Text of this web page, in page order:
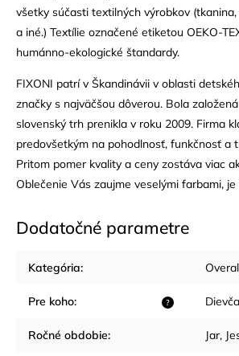
všetky súčasti textilných výrobkov
a iné.) Textílie označené etiketou OEKO-
humánno-ekologické štandardy.
FIXONI patrí v Škandinávii v oblasti
značky s najväčšou dôverou. Bola
slovenský trh prenikla v roku 2009. Firma
predovšetkým na pohodlnosť, funkčnosť a
Pritom pomer kvality a ceny zostáva viac
Oblečenie Vás zaujme veselými farbami,
Dodatočné parametre
Kategória:
?
Pre koho:
Ročné obdobie: Jar,